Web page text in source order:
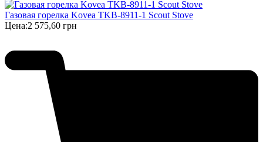
Газовая горелка Kovea TKB-8911-1 Scout Stove
Цена:2 575,60 грн